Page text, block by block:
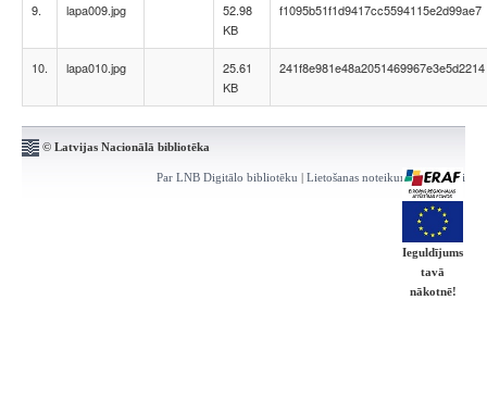
9. lapa009.jpg
52.98
KB
f1095b51f1d9417cc5594115e2d99ae7
10. lapa010.jpg
25.61
KB
241f8e981e48a2051469967e3e5d2214
© Latvijas Nacionālā bibliotēka
Par LNB Digitālo bibliotēku | Lietošanas noteikumi | Kontakti
Ieguldījums
tavā
nākotnē!